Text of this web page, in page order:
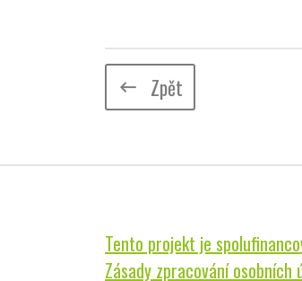
keyboard_backspace Zpět
Tento projekt je
Zásady zpracování osobních